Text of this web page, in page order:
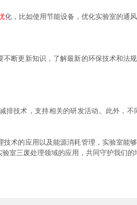
化，比如使用节能设备，优化实验室的通
更新知识，了解最新的环保技术和法
技术，支持相关的研发活动。此外，不
的应用以及能源消耗管理，实验室能
室三废处理领域的应用，共同守护我们的